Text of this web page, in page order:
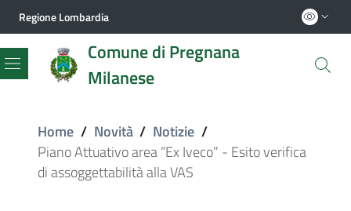
Regione Lombardia
Comune di Pregnana
Milanese
Menu
Home / Novità / Notizie /
Piano Attuativo area “Ex Iveco” - Esito verifica
di assoggettabilità alla VAS